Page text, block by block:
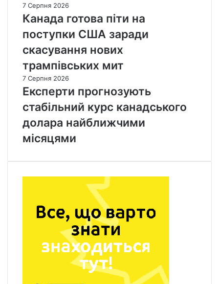
7 Серпня 2026
Канада готова піти на
поступки США заради
скасування нових
трампівських мит
7 Серпня 2026
Експерти прогнозують
стабільний курс канадського
долара найближчими
місяцями